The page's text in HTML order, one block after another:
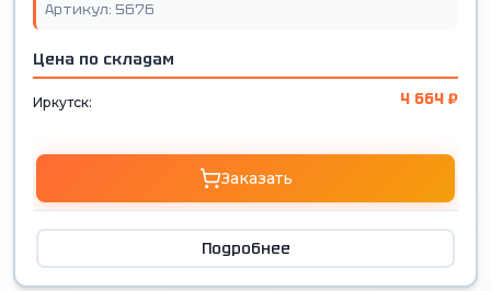
Артикул: 5676
Цена по складам
Иркутск: 4 664 ₽
Заказать
Подробнее